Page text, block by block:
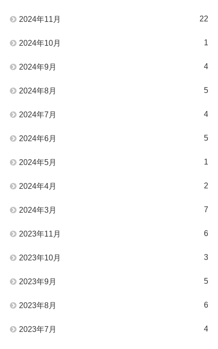
2024年11月 22
2024年10月 1
2024年9月 4
2024年8月 5
2024年7月 4
2024年6月 5
2024年5月 1
2024年4月 2
2024年3月 7
2023年11月 6
2023年10月 3
2023年9月 5
2023年8月 6
2023年7月 4